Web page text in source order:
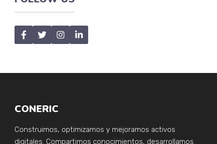
CONERIC
Construimos, optimizamos y mejoramos activos
digitales. Compartimos conocimientos, desarrollamos